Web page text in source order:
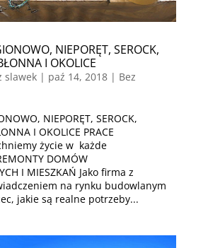
NIEPORĘT, SEROCK,
I OKOLICE
slawek| paź 14, 2018| Bez
NIEPORĘT, SEROCK,
I OKOLICE PRACE
życie w każde
DOMÓW
I MIESZKAŃ Jako firma z
na rynku budowlanym
jakie są realne potrzeby...